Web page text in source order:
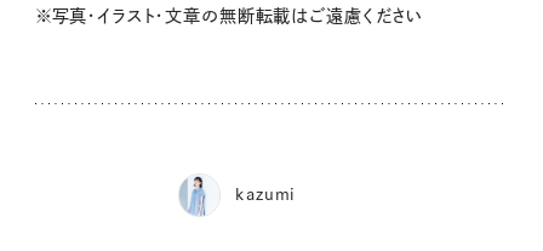
※写真・イラスト・文章の無断転載はご遠慮ください
kazumi